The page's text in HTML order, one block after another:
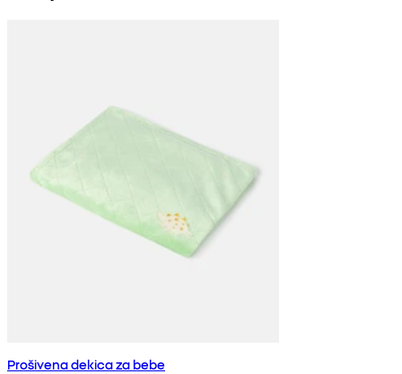
Prošivena dekica za bebe